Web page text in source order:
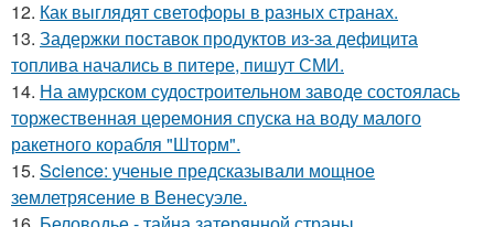
12. Как выглядят светофоры в разных странах.
13. Задержки поставок продуктов из-за дефицита
топлива начались в питере, пишут СМИ.
14. На амурском судостроительном заводе состоялась
торжественная церемония спуска на воду малого
ракетного корабля "Шторм".
15. Science: ученые предсказывали мощное
землетрясение в Венесуэле.